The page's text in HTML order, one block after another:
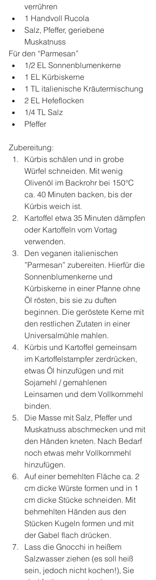
verrühren
1 Handvoll Rucola
Salz, Pfeffer, geriebene
Muskatnuss
Für den “Parmesan”
1/2 EL Sonnenblumenkerne
1 EL Kürbiskerne
1 TL italienische Kräutermischung
2 EL Hefeflocken
1/4 TL Salz
Pfeffer
Zubereitung:
Kürbis schälen und in grobe
Würfel schneiden. Mit wenig
Olivenöl im Backrohr bei 150°C
ca. 40 Minuten backen, bis der
Kürbis weich ist.
Kartoffel etwa 35 Minuten dämpfen
oder Kartoffeln vom Vortag
verwenden.
Den veganen italienischen
”Parmesan” zubereiten. Hierfür die
Sonnenblumenkerne und
Kürbiskerne in einer Pfanne ohne
Öl rösten, bis sie zu duften
beginnen. Die geröstete Kerne mit
den restlichen Zutaten in einer
Universalmühle mahlen.
Kürbis und Kartoffel gemeinsam
im Kartoffelstampfer zerdrücken,
etwas Öl hinzufügen und mit
Sojamehl / gemahlenen
Leinsamen und dem Vollkornmehl
binden.
Die Masse mit Salz, Pfeffer und
Muskatnuss abschmecken und mit
den Händen kneten. Nach Bedarf
noch etwas mehr Vollkornmehl
hinzufügen.
Auf einer bemehlten Fläche ca. 2
cm dicke Würste formen und in 1
cm dicke Stücke schneiden. Mit
behmehlten Händen aus den
Stücken Kugeln formen und mit
der Gabel flach drücken.
Lass die Gnocchi in heißem
Salzwasser ziehen (es soll heiß
sein, jedoch nicht kochen!), Sie